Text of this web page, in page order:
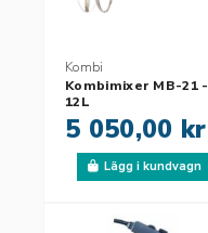
Kombi
Kombimixer MB-21 -
12L
5 050,00 kr
Lägg i kundvagn